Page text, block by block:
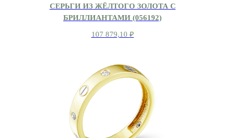
СЕРЬГИ ИЗ ЖЁЛТОГО ЗОЛОТА С
БРИЛЛИАНТАМИ (056192)
107 879,10 ₽